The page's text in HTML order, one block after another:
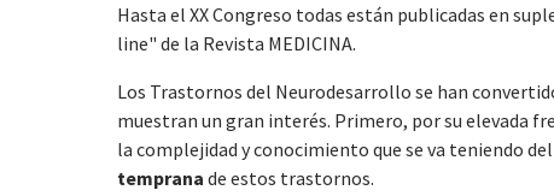
Hasta el XX Congreso todas están publicadas en
line" de la Revista MEDICINA.
Los Trastornos del Neurodesarrollo se han
muestran un gran interés. Primero, por su elevada
la complejidad y conocimiento que se va teniendo
temprana de estos trastornos.